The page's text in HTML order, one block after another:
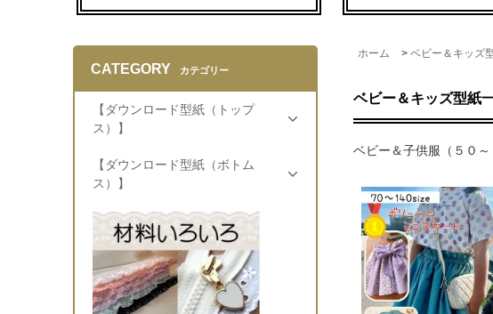
ホーム > ベビー＆キッズ
ベビー＆キッズ型紙
ベビー＆子供服（５０
CATEGORY カテゴリー
【ダウンロード型紙（トップ
ス）】
【ダウンロード型紙（ボトム
ス）】